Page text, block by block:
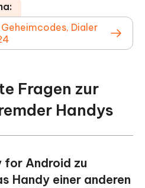
Dialer
Fragen zur
Handys
for Android zu
Handy einer anderen